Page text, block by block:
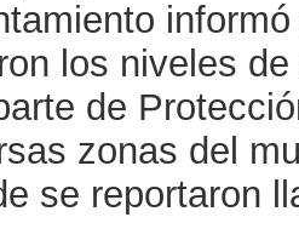
los niveles
de
zonas del
se reportaron